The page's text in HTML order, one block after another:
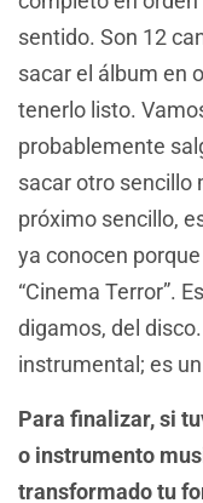
sentido. Son 12
sacar el álbum en
tenerlo listo.
probablemente
sacar otro sencillo
próximo sencillo,
ya conocen
“Cinema Terror”.
digamos, del
instrumental; es
Para finalizar, si
o instrumento
transformado tu